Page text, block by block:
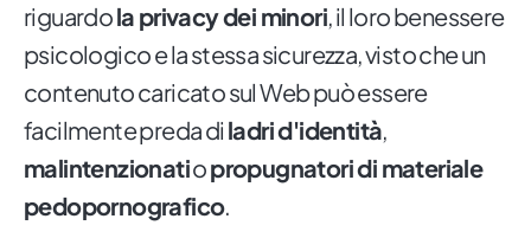
riguardola privacy dei minori, il loro benessere
psicologico e la stessa sicurezza, visto che un
contenuto caricato sul Web può essere
facilmente preda di ladri d'identità,
malintenzionatiopropugnatori di materiale
pedopornografico.